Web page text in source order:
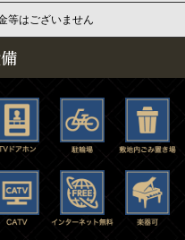
等はございません